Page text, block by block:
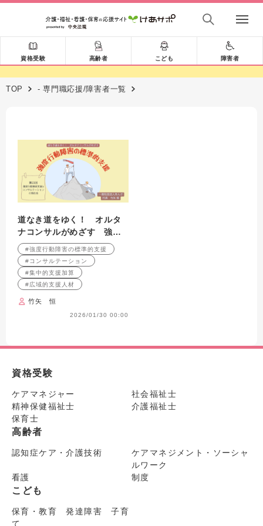
資格受験 高齢者 こども 障害者
TOP - 専門職応援/障害者一覧
道なき道をゆく！ オルタ
ナコンサルがめざす 強度
行動障害の標準的支援 第
23回 強度行動障害支援と
コンサルテーションの現在
地
#強度行動障害の標準的支援
#コンサルテーション
#集中的支援加算
#広域的支援人材
竹矢 恒
2026/01/30 00:00
資格受験
ケアマネジャー
社会福祉士
精神保健福祉士
介護福祉士
保育士
高齢者
認知症ケア・介護技術
ケアマネジメント・ソーシャ
ルワーク
看護
制度
こども
保育・教育 発達障害 子育
て